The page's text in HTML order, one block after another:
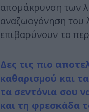
απομάκρυνση των
αναζωογόνηση του
επιβαρύνουν το
Δες τις πιο
καθαρισμού και
τα σεντόνια σου
και τη φρεσκάδα